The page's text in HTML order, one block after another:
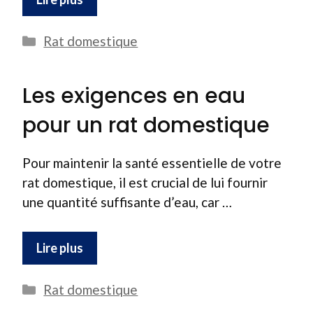
Catégories
Rat domestique
Les exigences en eau
pour un rat domestique
Pour maintenir la santé essentielle de votre
rat domestique, il est crucial de lui fournir
une quantité suffisante d’eau, car …
Lire plus
Catégories
Rat domestique